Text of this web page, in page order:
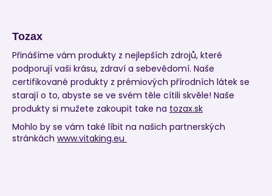
Tozax
Přinášíme vám produkty z nejlepších zdrojů, které
podporují vaši krásu, zdraví a sebevědomí. Naše
certifikované produkty z prémiových přírodních látek se
starají o to, abyste se ve svém těle cítili skvěle! Naše
produkty si mužete zakoupit take na tozax.sk
Mohlo by se vám také líbit na našich partnerských
stránkách www.vitaking.eu